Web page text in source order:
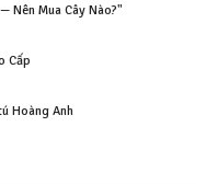
Nên Mua Cây Nào?"
Cấp
Hoàng Anh